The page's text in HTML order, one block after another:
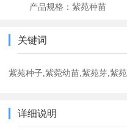
产品规格： 紫苑种苗
关键词
紫苑种子,紫菀幼苗,紫苑芽,紫
详细说明